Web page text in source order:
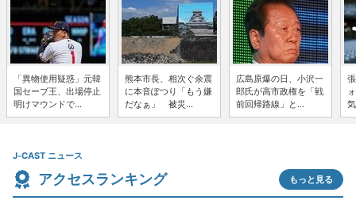
「異物使用疑惑」元韓
国セーブ王、出場停止
明けマウンドで...
熊本市長、相次ぐ余震
に本音ぽつり「もう嫌
だなぁ」 被災...
広島原爆の日、小沢一
郎氏が高市政権を「戦
前回帰路線」と...
J-CAST ニュース
アクセスランキング もっと見る